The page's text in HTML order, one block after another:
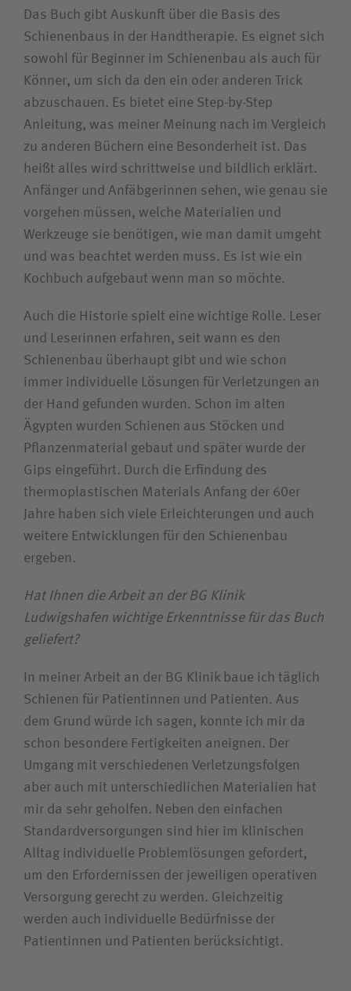
Das Buch gibt Auskunft über die Basis des
Schienenbaus in der Handtherapie. Es eignet sich
sowohl für Beginner im Schienenbau als auch für
Könner, um sich da den ein oder anderen Trick
abzuschauen. Es bietet eine Step-by-Step
Anleitung, was meiner Meinung nach im Vergleich
zu anderen Büchern eine Besonderheit ist. Das
heißt alles wird schrittweise und bildlich erklärt.
Anfänger und Anfäbgerinnen sehen, wie genau sie
vorgehen müssen, welche Materialien und
Werkzeuge sie benötigen, wie man damit umgeht
und was beachtet werden muss. Es ist wie ein
Kochbuch aufgebaut wenn man so möchte.
Auch die Historie spielt eine wichtige Rolle. Leser
und Leserinnen erfahren, seit wann es den
Schienenbau überhaupt gibt und wie schon
immer individuelle Lösungen für Verletzungen an
der Hand gefunden wurden. Schon im alten
Ägypten wurden Schienen aus Stöcken und
Pflanzenmaterial gebaut und später wurde der
Gips eingeführt. Durch die Erfindung des
thermoplastischen Materials Anfang der 60er
Jahre haben sich viele Erleichterungen und auch
weitere Entwicklungen für den Schienenbau
ergeben.
Hat Ihnen die Arbeit an der BG Klinik
Ludwigshafen wichtige Erkenntnisse für das Buch
geliefert?
In meiner Arbeit an der BG Klinik baue ich täglich
Schienen für Patientinnen und Patienten. Aus
dem Grund würde ich sagen, konnte ich mir da
schon besondere Fertigkeiten aneignen. Der
Umgang mit verschiedenen Verletzungsfolgen
aber auch mit unterschiedlichen Materialien hat
mir da sehr geholfen. Neben den einfachen
Standardversorgungen sind hier im klinischen
Alltag individuelle Problemlösungen gefordert,
um den Erfordernissen der jeweiligen operativen
Versorgung gerecht zu werden. Gleichzeitig
werden auch individuelle Bedürfnisse der
Patientinnen und Patienten berücksichtigt.